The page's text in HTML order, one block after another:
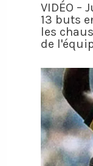
VIDÉO –
13 buts
les
de